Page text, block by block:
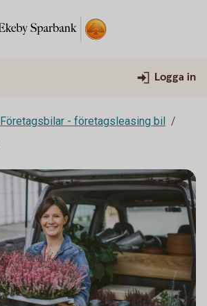
Logga in
Företagsbilar - företagsleasing bil